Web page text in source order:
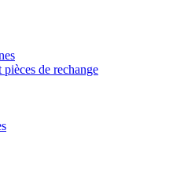
de rechange